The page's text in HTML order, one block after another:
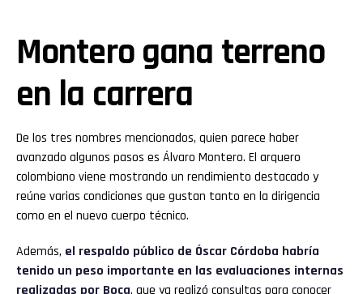
Montero gana terreno
en la carrera
De los tres nombres mencionados, quien parece haber
avanzado algunos pasos es Álvaro Montero. El arquero
colombiano viene mostrando un rendimiento destacado y
reúne varias condiciones que gustan tanto en la dirigencia
como en el nuevo cuerpo técnico.
Además, el respaldo público de Óscar Córdoba habría
tenido un peso importante en las evaluaciones internas
realizadas por Boca, que ya realizó consultas para conocer